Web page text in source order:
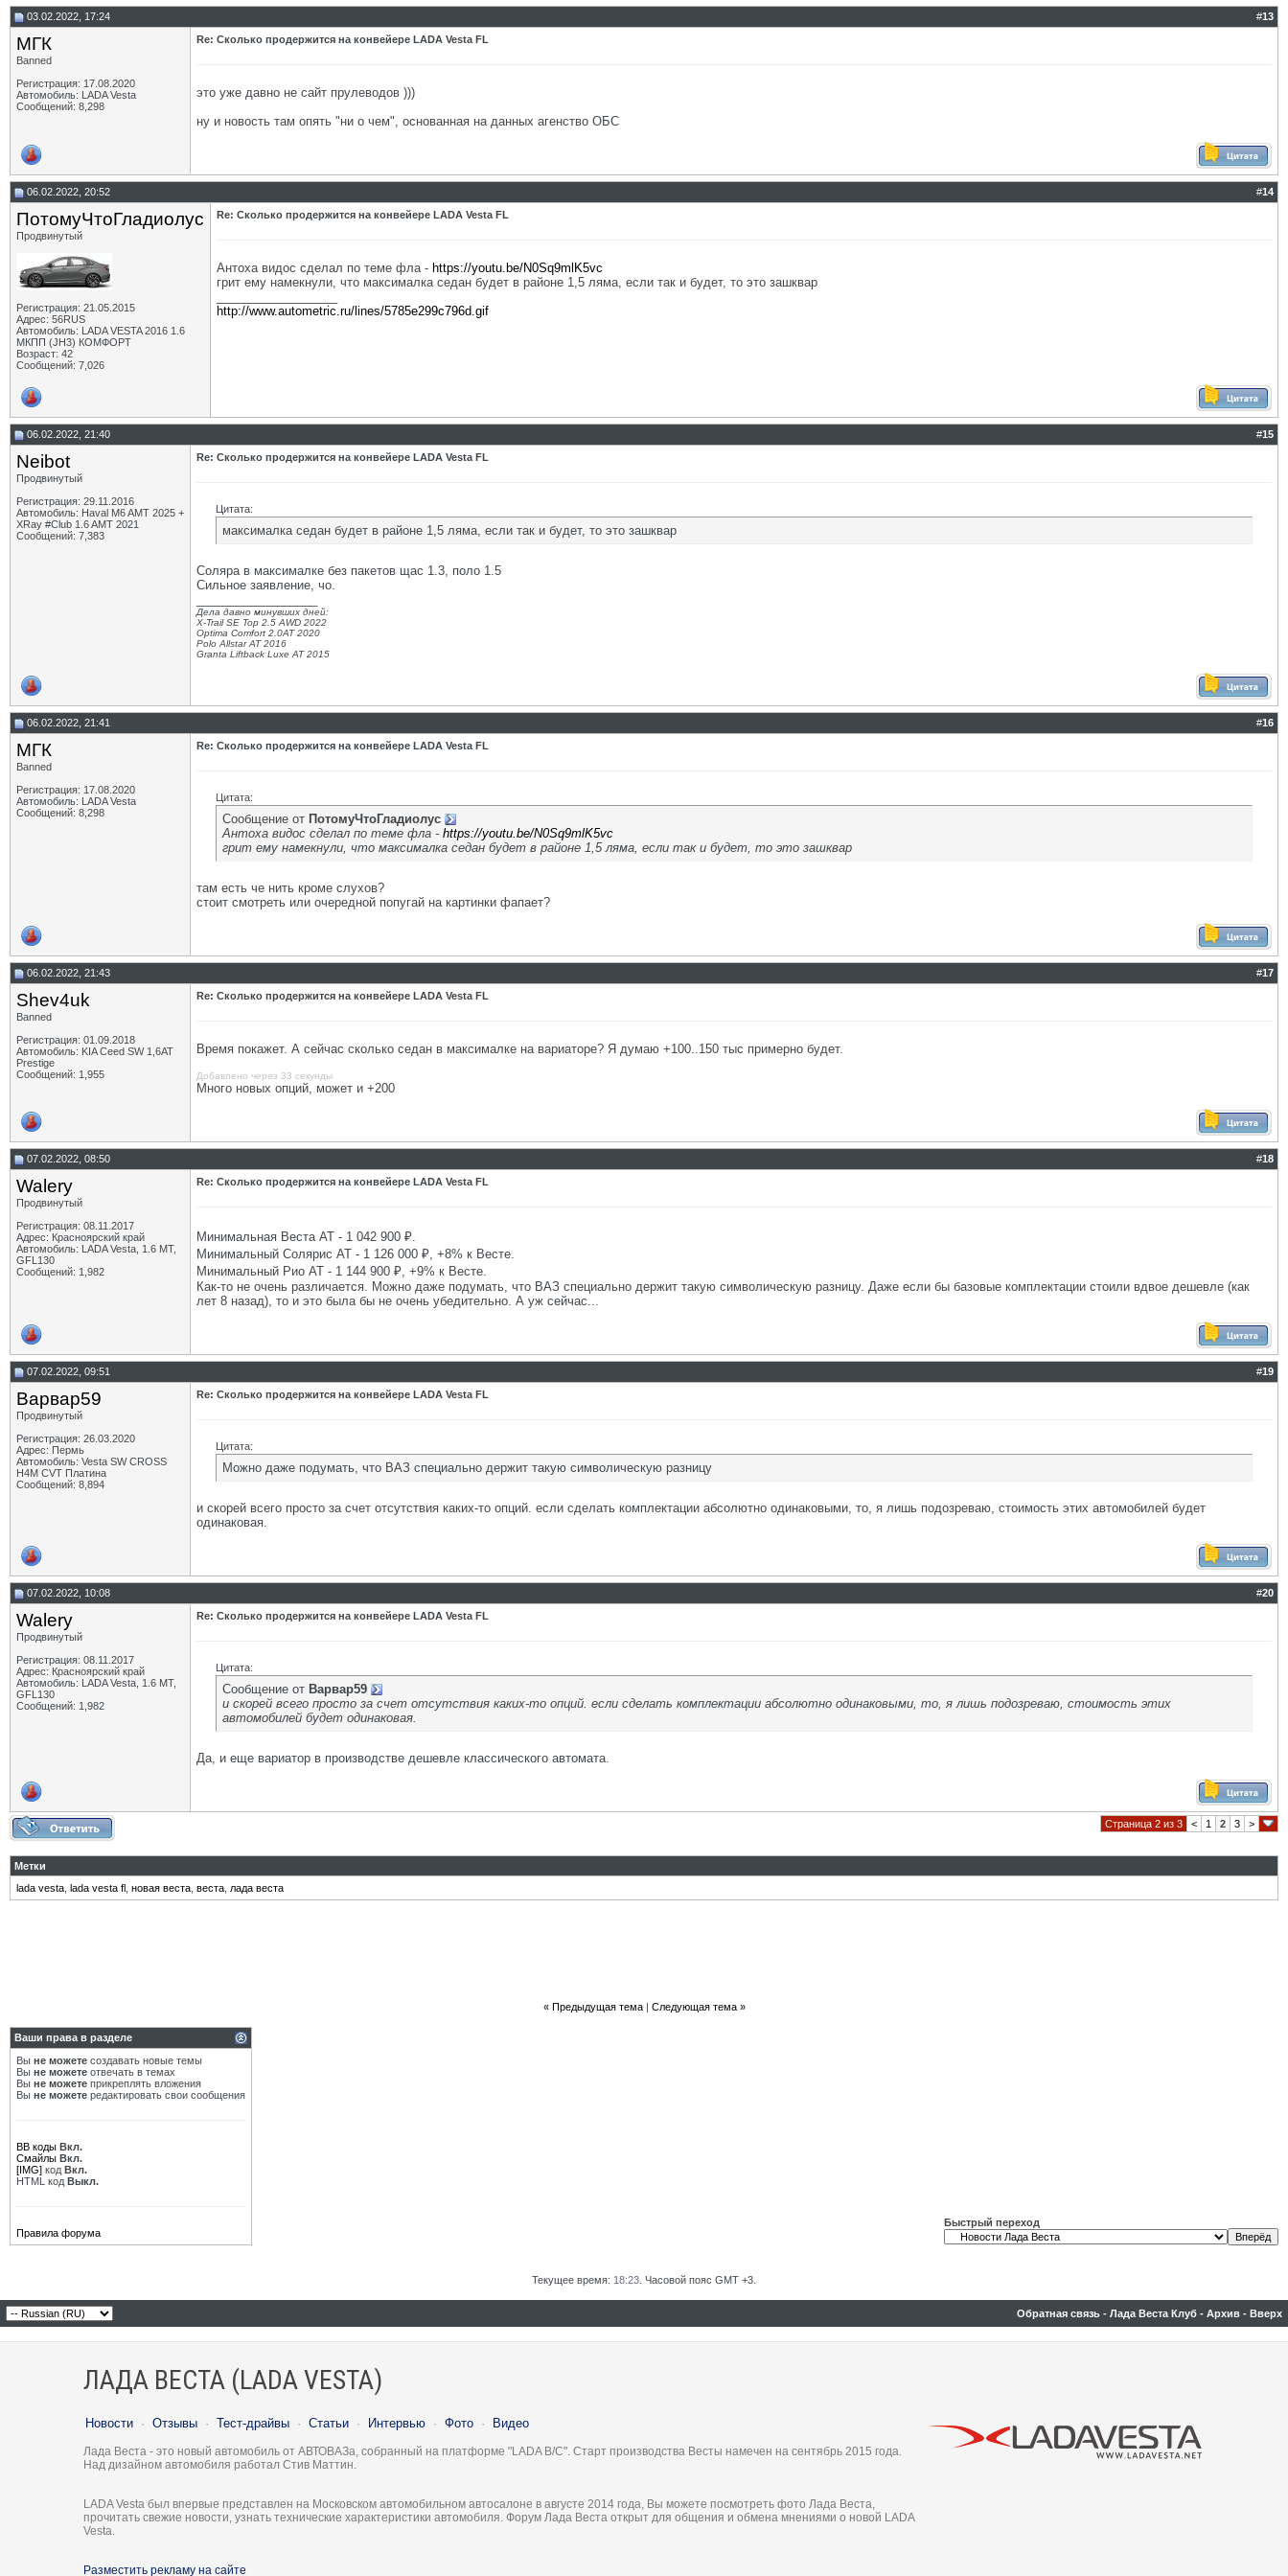
03.02.2022, 17:24 #13
МГК
Banned
Регистрация: 17.08.2020
Автомобиль: LADA Vesta
Сообщений: 8,298
Re: Сколько продержится на конвейере LADA Vesta FL
это уже давно не сайт прулеводов )))
ну и новость там опять "ни о чем", основанная на данных агенство ОБС
06.02.2022, 20:52 #14
ПотомуЧтоГладиолус
Продвинутый
Регистрация: 21.05.2015
Адрес: 56RUS
Автомобиль: LADA VESTA 2016 1.6
МКПП (JH3) КОМФОРТ
Возраст: 42
Сообщений: 7,026
Re: Сколько продержится на конвейере LADA Vesta FL
Антоха видос сделал по теме фла - https://youtu.be/N0Sq9mlK5vc
грит ему намекнули, что максималка седан будет в районе 1,5 ляма, если так и будет, то это зашквар
http://www.autometric.ru/lines/5785e299c796d.gif
06.02.2022, 21:40 #15
Neibot
Продвинутый
Регистрация: 29.11.2016
Автомобиль: Haval M6 AMT 2025 +
XRay #Club 1.6 AMT 2021
Сообщений: 7,383
Re: Сколько продержится на конвейере LADA Vesta FL
Цитата:
максималка седан будет в районе 1,5 ляма, если так и будет, то это зашквар
Соляра в максималке без пакетов щас 1.3, поло 1.5
Сильное заявление, чо.
Дела давно минувших дней:
X-Trail SE Top 2.5 AWD 2022
Optima Comfort 2.0AT 2020
Polo Allstar AT 2016
Granta Liftback Luxe AT 2015
06.02.2022, 21:41 #16
МГК
Banned
Регистрация: 17.08.2020
Автомобиль: LADA Vesta
Сообщений: 8,298
Re: Сколько продержится на конвейере LADA Vesta FL
Цитата:
Сообщение от ПотомуЧтоГладиолус
Антоха видос сделал по теме фла - https://youtu.be/N0Sq9mlK5vc
грит ему намекнули, что максималка седан будет в районе 1,5 ляма, если так и будет, то это зашквар
там есть че нить кроме слухов?
стоит смотреть или очередной попугай на картинки фапает?
06.02.2022, 21:43 #17
Shev4uk
Banned
Регистрация: 01.09.2018
Автомобиль: KIA Ceed SW 1,6AT
Prestige
Сообщений: 1,955
Re: Сколько продержится на конвейере LADA Vesta FL
Время покажет. А сейчас сколько седан в максималке на вариаторе? Я думаю +100..150 тыс примерно будет.
Добавлено через 33 секунды
Много новых опций, может и +200
07.02.2022, 08:50 #18
Walery
Продвинутый
Регистрация: 08.11.2017
Адрес: Красноярский край
Автомобиль: LADA Vesta, 1.6 МТ,
GFL130
Сообщений: 1,982
Re: Сколько продержится на конвейере LADA Vesta FL
Минимальная Веста АТ - 1 042 900 ₽.
Минимальный Солярис АТ - 1 126 000 ₽, +8% к Весте.
Минимальный Рио АТ - 1 144 900 ₽, +9% к Весте.
Как-то не очень различается. Можно даже подумать, что ВАЗ специально держит такую символическую разницу. Даже если бы базовые комплектации стоили вдвое дешевле (как
лет 8 назад), то и это была бы не очень убедительно. А уж сейчас...
07.02.2022, 09:51 #19
Варвар59
Продвинутый
Регистрация: 26.03.2020
Адрес: Пермь
Автомобиль: Vesta SW CROSS
H4M CVT Платина
Сообщений: 8,894
Re: Сколько продержится на конвейере LADA Vesta FL
Цитата:
Можно даже подумать, что ВАЗ специально держит такую символическую разницу
и скорей всего просто за счет отсутствия каких-то опций. если сделать комплектации абсолютно одинаковыми, то, я лишь подозреваю, стоимость этих автомобилей будет
одинаковая.
07.02.2022, 10:08 #20
Walery
Продвинутый
Регистрация: 08.11.2017
Адрес: Красноярский край
Автомобиль: LADA Vesta, 1.6 МТ,
GFL130
Сообщений: 1,982
Re: Сколько продержится на конвейере LADA Vesta FL
Цитата:
Сообщение от Варвар59
и скорей всего просто за счет отсутствия каких-то опций. если сделать комплектации абсолютно одинаковыми, то, я лишь подозреваю, стоимость этих
автомобилей будет одинаковая.
Да, и еще вариатор в производстве дешевле классического автомата.
Страница 2 из 3 < 1 2 3 >
Метки
lada vesta lada vesta fl новая веста веста лада веста
« Предыдущая тема| Следующая тема »
Ваши права в разделе
Вы не можете создавать новые темы
Вы не можете отвечать в темах
Вы не можете прикреплять вложения
Вы не можете редактировать свои сообщения
BB коды Вкл.
Смайлы Вкл.
[IMG] код Вкл.
HTML код Выкл.
Правила форума
Быстрый переход
Текущее время: 18:23 . Часовой пояс GMT +3.
Обратная связь - Лада Веста Клуб - Архив - Вверх
ЛАДА ВЕСТА (LADA VESTA)
Новости · Отзывы · Тест-драйвы · Статьи · Интервью · Фото · Видео
Лада Веста - это новый автомобиль от АВТОВАЗа, собранный на платформе "LADA B/C". Старт производства Весты намечен на сентябрь 2015 года.
Над дизайном автомобиля работал Стив Маттин.
LADA Vesta был впервые представлен на Московском автомобильном автосалоне в августе 2014 года, Вы можете посмотреть фото Лада Веста,
прочитать свежие новости, узнать технические характеристики автомобиля. Форум Лада Веста открыт для общения и обмена мнениями о новой LADA
Vesta.
Разместить рекламу на сайте